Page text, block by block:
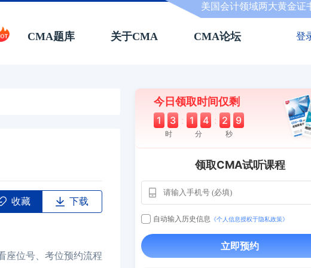
美国会计领域两大黄金证
CMA题库 关于CMA CMA论坛 登
收藏 下载
座位号、考位预约流程
今日领取时间仅剩
1 3 : 1 4 : 2 8
时 分 秒
领取CMA试听课程
自动输入历史信息 《个人信息授权于隐私政策》
立即预约
用户163 112****290
130****8017